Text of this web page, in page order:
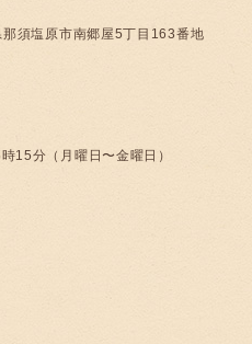
須塩原市南郷屋5丁目163番地
15分（月曜日〜金曜日）